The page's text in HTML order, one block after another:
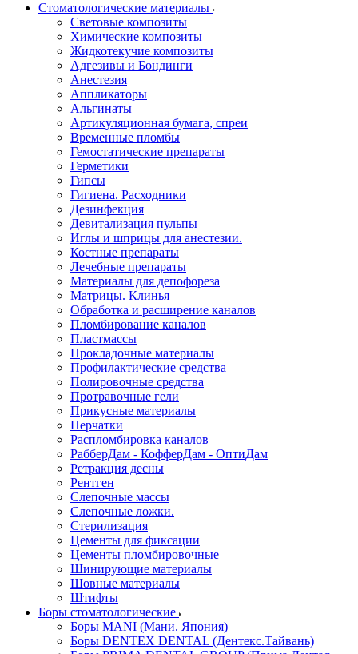
Стоматологические материалы
Световые композиты
Химические композиты
Жидкотекучие композиты
Адгезивы и Бондинги
Анестезия
Аппликаторы
Альгинаты
Артикуляционная бумага, спреи
Временные пломбы
Гемостатические препараты
Герметики
Гипсы
Гигиена. Расходники
Дезинфекция
Девитализация пульпы
Иглы и шприцы для анестезии.
Костные препараты
Лечебные препараты
Материалы для депофореза
Матрицы. Клинья
Обработка и расширение каналов
Пломбирование каналов
Пластмассы
Прокладочные материалы
Профилактические средства
Полировочные средства
Протравочные гели
Прикусные материалы
Перчатки
Распломбировка каналов
РабберДам - КофферДам - ОптиДам
Ретракция десны
Рентген
Слепочные массы
Слепочные ложки.
Стерилизация
Цементы для фиксации
Цементы пломбировочные
Шинирующие материалы
Шовные материалы
Штифты
Боры стоматологические
Боры MANI (Мани. Япония)
Боры DENTEX DENTAL (Дентекс.Тайвань)